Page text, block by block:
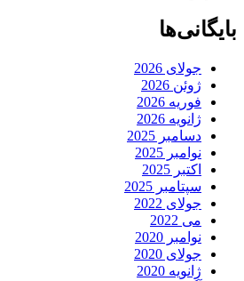
بایگانی‌ها
جولای 2026
ژوئن 2026
فوریه 2026
ژانویه 2026
دسامبر 2025
نوامبر 2025
اکتبر 2025
سپتامبر 2025
جولای 2022
می 2022
نوامبر 2020
جولای 2020
ژانویه 2020